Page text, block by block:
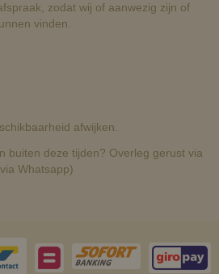
zodat wij of aanwezig zijn of
vinden.
afwijken.
buiten deze tijden? Overleg gerust via
Whatsapp)